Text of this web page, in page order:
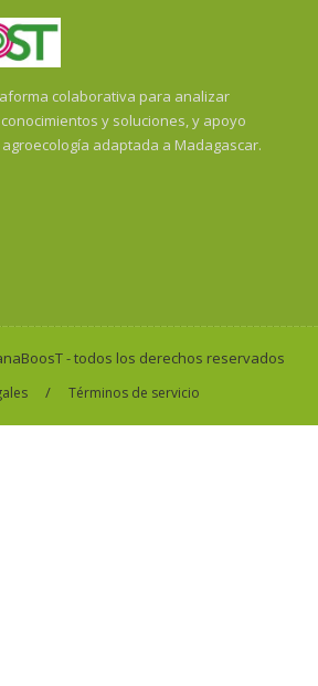
colaborativa para analizar
y soluciones, y apoyo
adaptada a Madagascar.
- todos los derechos reservados
/ Términos de servicio